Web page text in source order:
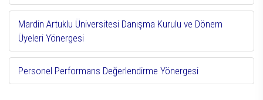
Mardin Artuklu Üniversitesi Danışma Kurulu ve Dönem
Üyeleri Yönergesi
Personel Performans Değerlendirme Yönergesi